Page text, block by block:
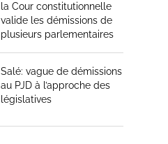
la Cour constitutionnelle
valide les démissions de
plusieurs parlementaires
Salé: vague de démissions
au PJD à l’approche des
législatives